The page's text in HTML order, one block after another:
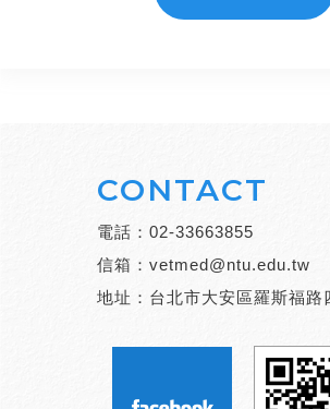
CONTACT
電話： 02-33663855
信箱： vetmed@ntu.edu.tw
地址：台北市大安區羅斯福路